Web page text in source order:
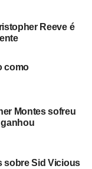
Reeve é
como
Montes sofreu
sobre Sid Vicious